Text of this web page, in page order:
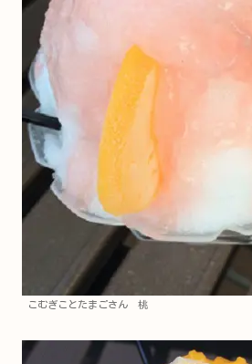
こむぎことたまごさん 桃